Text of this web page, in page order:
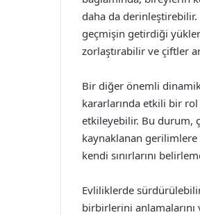
daha da
geçmişin getirdiği
zorlaştırabilir ve çiftler
Bir diğer önemli
kararlarında etkili bir
etkileyebilir. Bu durum,
kaynaklanan
kendi sınırlarını
Evliliklerde
birbirlerini